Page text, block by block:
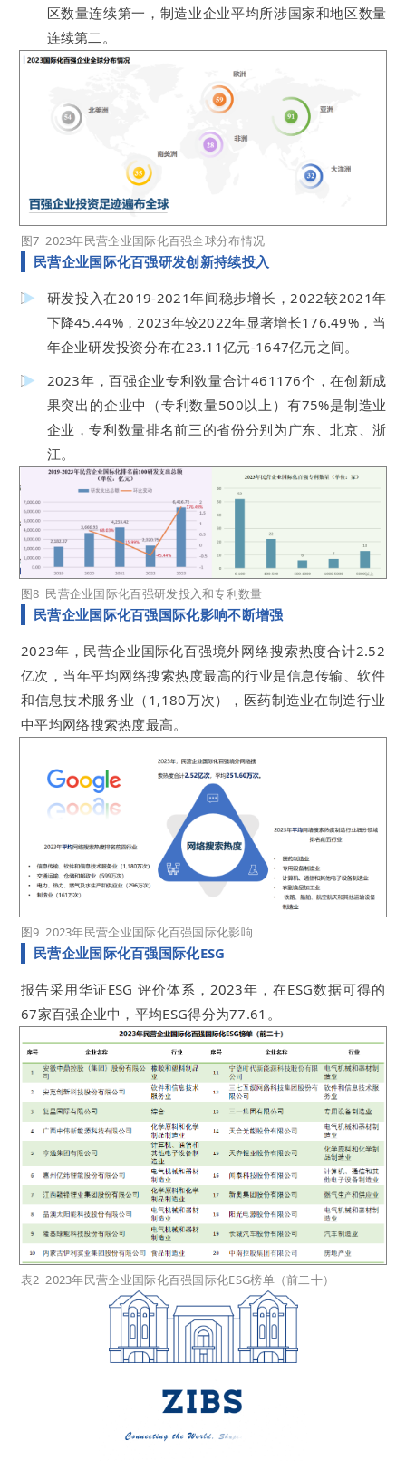
区数量连续第一，制造业企业平均所涉国家和地区数量
连续第二。
图7 2023年民营企业国际化百强全球分布情况
民营企业国际化百强研发创新持续投入
研发投入在2019-2021年间稳步增长，2022较2021年
下降45.44%，2023年较2022年显著增长176.49%，当
年企业研发投资分布在23.11亿元-1647亿元之间。
2023年，百强企业专利数量合计461176个，在创新成
果突出的企业中（专利数量500以上）有75%是制造业
企业，专利数量排名前三的省份分别为广东、北京、浙
江。
图8 民营企业国际化百强研发投入和专利数量
民营企业国际化百强国际化影响不断增强
2023年，民营企业国际化百强境外网络搜索热度合计2.52
亿次，当年平均网络搜索热度最高的行业是信息传输、软件
和信息技术服务业（1,180万次），医药制造业在制造行业
中平均网络搜索热度最高。
图9 2023年民营企业国际化百强国际化影响
民营企业国际化百强国际化ESG
报告采用华证ESG 评价体系，2023年，在ESG数据可得的
67家百强企业中，平均ESG得分为77.61。
表2 2023年民营企业国际化百强国际化ESG榜单（前二十）